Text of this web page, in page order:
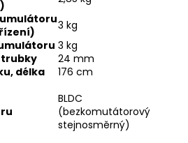
3 kg
3 kg
trubky
24 mm
délka
176 cm
BLDC
(bezkomutátorový
stejnosměrný)